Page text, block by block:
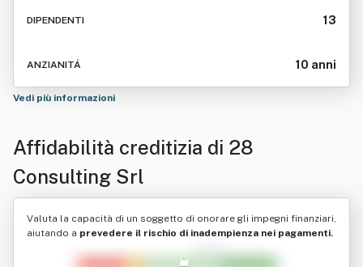
DIPENDENTI 13
ANZIANITÁ 10 anni
Vedi più informazioni
Affidabilità creditizia di 28
Consulting Srl
Valuta la capacità di un soggetto di onorare gli impegni finanziari,
aiutando a prevedere il rischio di inadempienza nei pagamenti.